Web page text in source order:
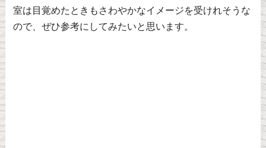
室は目覚めたときもさわやかなイメージを受けれそうな
ので、ぜひ参考にしてみたいと思います。